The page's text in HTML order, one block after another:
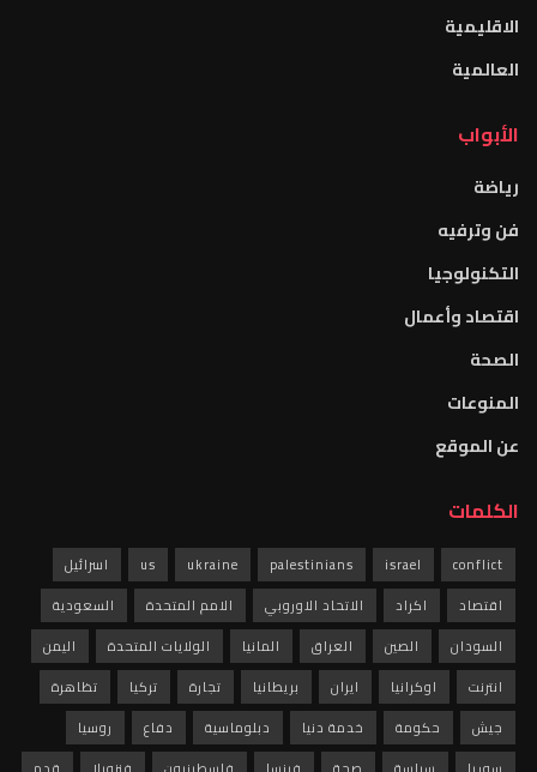
الاقليمية
العالمية
الأبواب
رياضة
فن وترفيه
التكنولوجيا
اقتصاد وأعمال
الصحة
المنوعات
عن الموقع
الكلمات
conflict
israel
palestinians
ukraine
us
اسرائيل
اقتصاد
اكراد الاتحاد الاوروبي الامم المتحدة
السعودية
السودان
الصين العراق المانيا الولايات المتحدة
اليمن
انترنت
اوكرانيا ايران بريطانيا تجارة تركيا
تظاهرة
جيش
حكومة خدمة دنيا دبلوماسية دفاع
روسيا